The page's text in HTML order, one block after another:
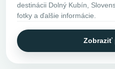
destinácii Dolný Kubín,
fotky a ďalšie informácie.
Zobraziť